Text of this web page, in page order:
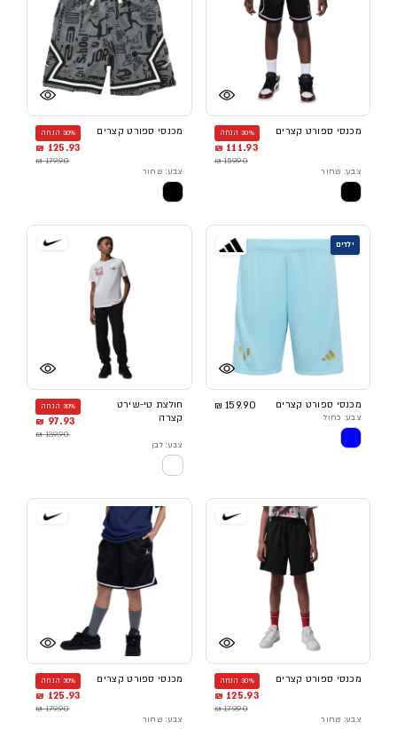
מכנסי ספורט קצרים 30% הנחה
111.93 ₪
159.90 ₪
צבע: שחור
מכנסי ספורט קצרים 30% הנחה
125.93 ₪
179.90 ₪
צבע: שחור
ילדים
מכנסי ספורט קצרים 159.90 ₪
צבע: כחול
חולצת טי-שירט
קצרה
30% הנחה
97.93 ₪
139.90 ₪
צבע: לבן
מכנסי ספורט קצרים 30% הנחה
125.93 ₪
179.90 ₪
צבע: שחור
מכנסי ספורט קצרים 30% הנחה
125.93 ₪
179.90 ₪
צבע: שחור